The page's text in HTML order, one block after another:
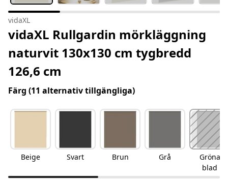
vidaXL
vidaXL Rullgardin mörkläggning
naturvit 130x130 cm tygbredd
126,6 cm
Färg (11 alternativ tillgängliga)
Beige Svart Brun Grå
Gröna
blad